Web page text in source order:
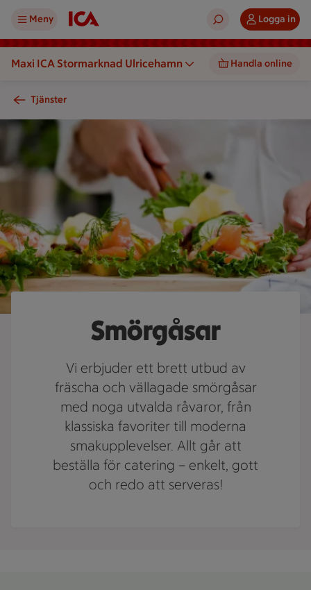
Meny Logga in
Maxi ICA Stormarknad Ulricehamn Handla online
Tjänster
En person förbereder öppna smörgåsar med sallad, räkor
Smörgåsar
Vi erbjuder ett brett utbud av
fräscha och vällagade smörgåsar
med noga utvalda råvaror, från
klassiska favoriter till moderna
smakupplevelser. Allt går att
beställa för catering – enkelt, gott
och redo att serveras!